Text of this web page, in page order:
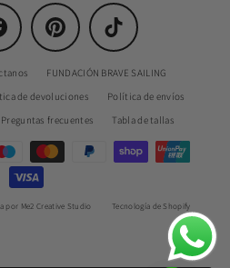
Facebook Pinterest TikTok
FUNDACIÓN BRAVE SAILING
de devoluciones
Política de envíos
Preguntas frecuentes Tabla de tallas
por Me2 Creative Studio Tecnología de Shopify